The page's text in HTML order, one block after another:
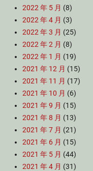
2022 年 5 月 (8)
2022 年 4 月 (3)
2022 年 3 月 (25)
2022 年 2 月 (8)
2022 年 1 月 (19)
2021 年 12 月 (15)
2021 年 11 月 (17)
2021 年 10 月 (6)
2021 年 9 月 (15)
2021 年 8 月 (13)
2021 年 7 月 (21)
2021 年 6 月 (15)
2021 年 5 月 (44)
2021 年 4 月 (31)